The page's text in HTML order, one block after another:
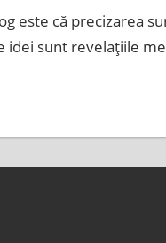
este că precizarea
idei sunt revelaţiile